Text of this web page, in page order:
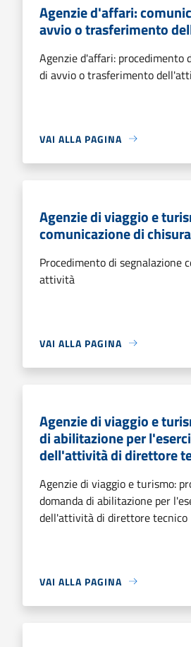
Agenzie d'affari:
avvio o trasferimento
Agenzie d'affari: procedimento
di avvio o trasferimento
VAI ALLA PAGINA
Agenzie di viaggio e
comunicazione di
Procedimento di segnalazione
attività
VAI ALLA PAGINA
Agenzie di viaggio e
di abilitazione per
dell'attività di direttore
Agenzie di viaggio e turismo:
domanda di abilitazione per
dell'attività di direttore tecnico
VAI ALLA PAGINA